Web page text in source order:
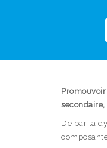
De par la